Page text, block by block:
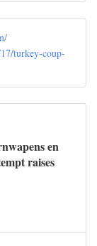
turkey-coup-
en
raises